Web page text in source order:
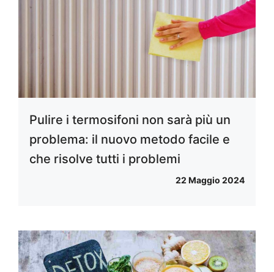
Pulire i termosifoni non sarà più un
problema: il nuovo metodo facile e
che risolve tutti i problemi
22 Maggio 2024